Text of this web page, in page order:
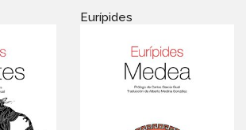
Eurípides